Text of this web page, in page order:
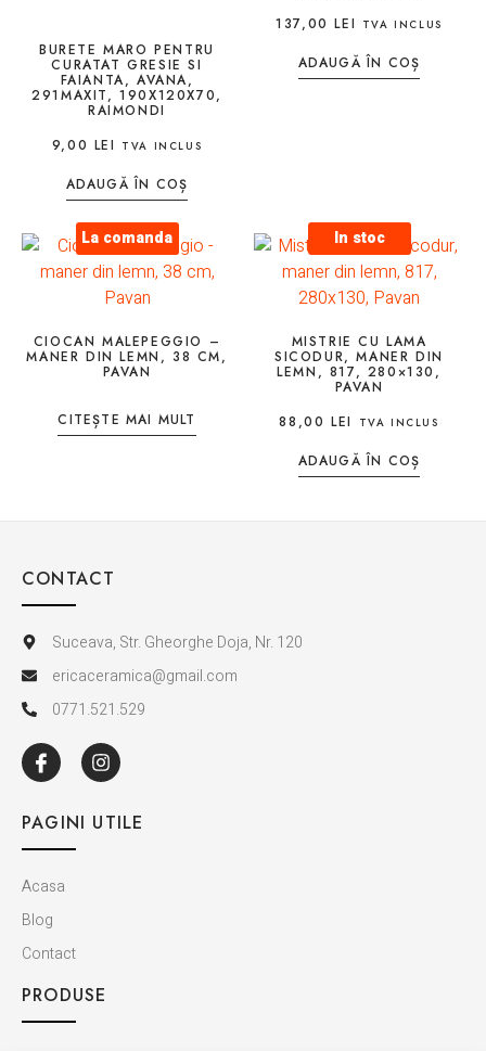
BURETE MARO PENTRU
CURATAT GRESIE SI
FAIANTA, AVANA,
291MAXIT, 190X120X70,
RAIMONDI
9,00 LEI TVA INCLUS
ADAUGĂ ÎN COȘ
137,00LEI TVA INCLUS
ADAUGĂ ÎN COȘ
La comanda
CIOCAN MALEPEGGIO –
MANER DIN LEMN, 38 CM,
PAVAN
CITEȘTE MAI MULT
In stoc
MISTRIE CU LAMA
SICODUR, MANER DIN
LEMN, 817, 280×130,
PAVAN
88,00LEI TVA INCLUS
ADAUGĂ ÎN COȘ
CONTACT
Suceava, Str. Gheorghe Doja, Nr. 120
ericaceramica@gmail.com
0771.521.529
PAGINI UTILE
Acasa
Blog
Contact
PRODUSE